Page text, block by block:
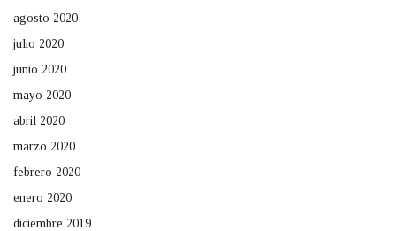
agosto 2020
julio 2020
junio 2020
mayo 2020
abril 2020
marzo 2020
febrero 2020
enero 2020
diciembre 2019